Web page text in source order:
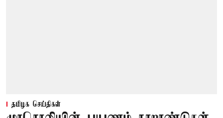
தமிழக செய்திகள்